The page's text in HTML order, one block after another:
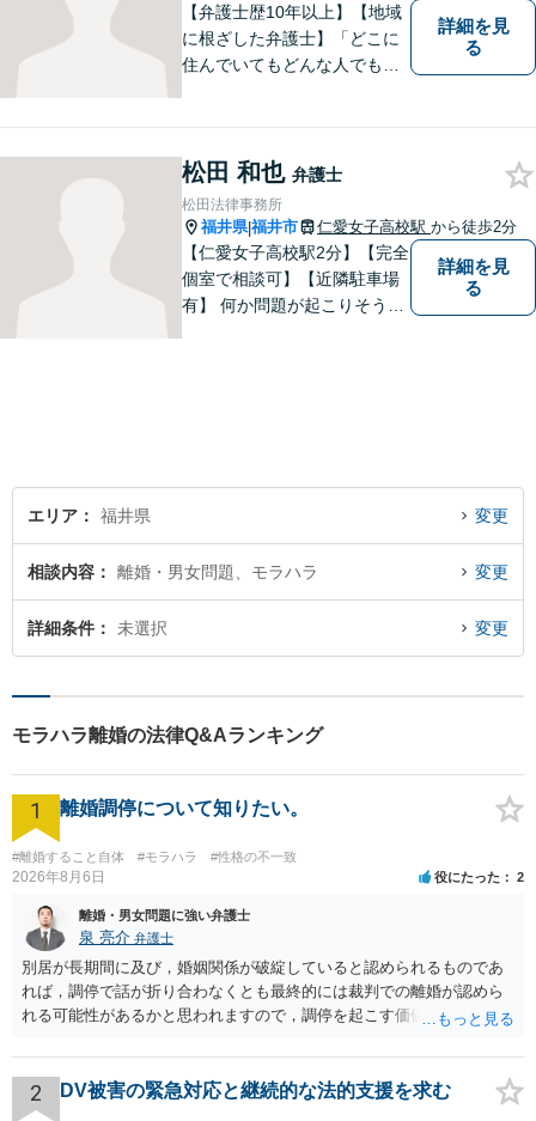
【弁護士歴10年以上】【地域
に根ざした弁護士】「どこに
住んでいてもどんな人でも等
中国語対応】大都市に負けな
い質と幅の法的なサービスを
提供することを目指していま
す。
詳細を見
る
松田 和也 弁護士
松田法律事務所
福井県|福井市 仁愛女子高校駅 から徒歩2分
【仁愛女子高校駅2分】【完全
個室で相談可】【近隣駐車場
有】 何か問題が起こりそうと
う。
詳細を見
る
エリア 福井県 変更
相談内容 離婚・男女問題、モラハラ 変更
詳細条件 未選択 変更
モラハラ離婚の法律Q&Aランキング
1 離婚調停について知りたい。
#離婚すること自体 #モラハラ #性格の不一致
2026年8月6日 役にたった 2
離婚・男女問題に強い弁護士
泉 亮介 弁護士
別居が長期間に及び，婚姻関係が破綻していると認められるものであ
れば，調停で話が折り合わなくとも最終的には裁判での離婚が認めら
れる可能性があるかと思われますので，調停を起こす価値はあるよう
は調停が成立するということはないため，相手が合意するメリットを
だしてでも調停で終わらせるよう努めるのか，裁判離婚を見据えて調
停での離婚に固執しないかいずれかの対応は必要となるかと思われま
2 DV被害の緊急対応と継続的な法的支援を求む